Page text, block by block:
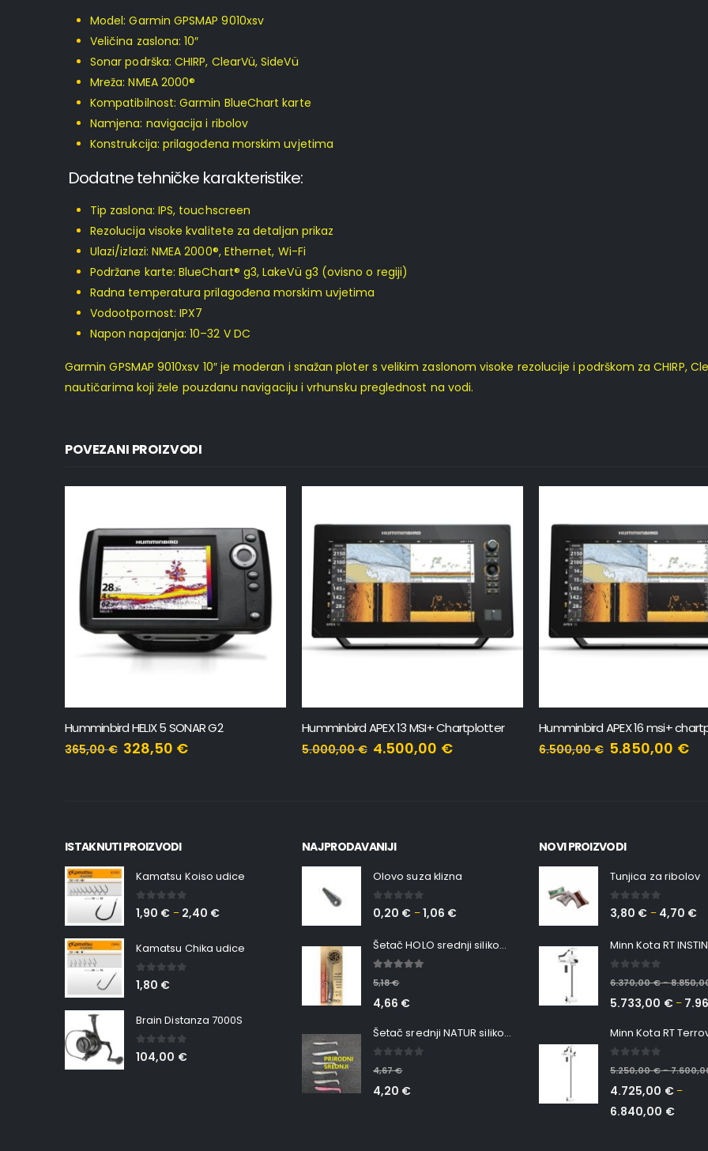
Model: Garmin GPSMAP 9010xsv
Veličina zaslona: 10″
Sonar podrška: CHIRP, ClearVü, SideVü
Mreža: NMEA 2000®
Kompatibilnost: Garmin BlueChart karte
Namjena: navigacija i ribolov
Konstrukcija: prilagođena morskim uvjetima
Dodatne tehničke karakteristike:
Tip zaslona: IPS, touchscreen
Rezolucija visoke kvalitete za detaljan prikaz
Ulazi/izlazi: NMEA 2000®, Ethernet, Wi-Fi
Podržane karte: BlueChart® g3, LakeVü g3 (ovisno o regiji)
Radna temperatura prilagođena morskim uvjetima
Vodootpornost: IPX7
Napon napajanja: 10–32 V DC
Garmin GPSMAP 9010xsv 10″ je moderan i snažan ploter s velikim zaslonom visoke rezolucije i podrškom za CHIRP,
nautičarima koji žele pouzdanu navigaciju i vrhunsku preglednost na vodi.
POVEZANI PROIZVODI
Humminbird APEX 13 MSI+ Chartplotter
5.000,00 € 4.500,00
Humminbird APEX 16 msi+ chartplotter
6.500,00€ 5.850,00 €
Humminbird Helix 5 CHIRP DI
520,00€ 468,00€
ISTAKNUTI PROIZVODI
Kamatsu Koiso udice
0 out of 5
1,90 € – 2,40 €
Kamatsu Chika udice
0 out of 5
1,80 €
Brain Distanza 7000S
0out of 5
104,00 €
NAJPRODAVANIJI
Olovo suza klizna
0 out of 5
0,20 € –1,06 €
Šetač HOLO srednji silikonska Ribica Belgrade Walker
5,18€
4,66 €
Šetač srednji NATUR silikonska ribica Belgrade Walker
4,67€
4,20 €
NOVI PROIZVODI
Tunjica za ribolov
0 out of 5
3,80 € – 4,70 €
6.370,00€–
5.733,00 €–
5.250,00€–
4.725,00 €–
6.840,00 €